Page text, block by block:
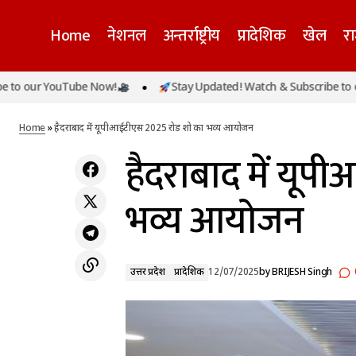
Home नेशनल अन्तर्राष्ट्रीय प्रादेशिक खेल
कनाडा में कपिल शर्मा के कैफे के बाहर फायरिंग,
Now! Stay Updated! Watch & Subscribe to our
Home»हैदराबाद में यूपीआईटीएस 2025 रोड शो का भव्य आयोजन
हैदराबाद में
भव्य आयोजन
उत्तर प्रदेश प्रादेशिक 12/07/2025byBRIJESH Singh